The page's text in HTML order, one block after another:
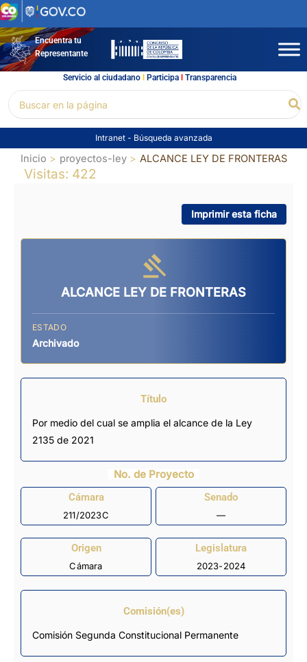
Ir
al
contenidoEncuentra tu
Representante
Servicio al ciudadano l Participal Transparencia
por:
Intranet - Búsqueda avanzada
Inicio proyectos-ley ALCANCE LEY DE FRONTERAS
Visitas: 422
Imprimir esta ficha
ALCANCE LEY DE FRONTERAS
ESTADO
Archivado
Título
Por medio del cual se amplia el alcance de la Ley
2135 de 2021
No. de Proyecto
Cámara
211/2023C
Senado
—
Origen
Cámara
Legislatura
2023-2024
Comisión(es)
Comisión Segunda Constitucional Permanente